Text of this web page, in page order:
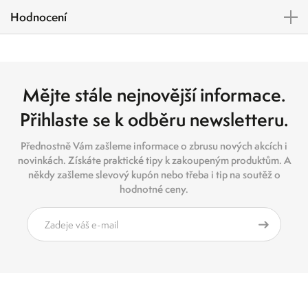
Hodnocení
Mějte stále nejnovější informace.
Přihlaste se k odběru newsletteru.
Přednostně Vám zašleme informace o zbrusu nových akcích i
novinkách. Získáte praktické tipy k zakoupeným produktům. A
někdy zašleme slevový kupón nebo třeba i tip na soutěž o
hodnotné ceny.